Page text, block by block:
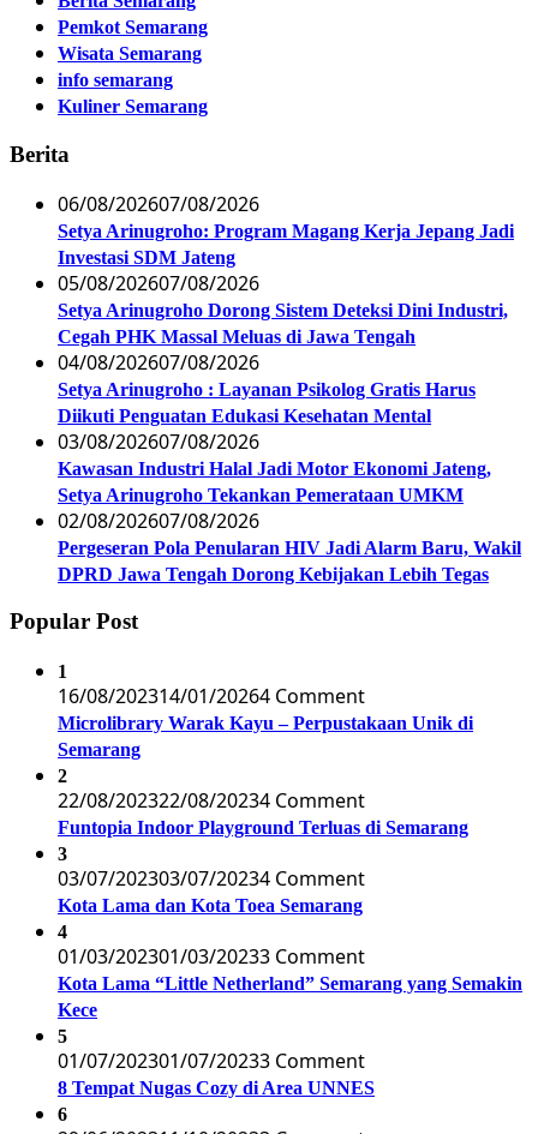
Pemkot Semarang
Wisata Semarang
info semarang
Kuliner Semarang
Berita
06/08/202607/08/2026
Setya Arinugroho: Program Magang Kerja Jepang Jadi
Investasi SDM Jateng
05/08/202607/08/2026
Setya Arinugroho Dorong Sistem Deteksi Dini Industri,
Cegah PHK Massal Meluas di Jawa Tengah
04/08/202607/08/2026
Setya Arinugroho : Layanan Psikolog Gratis Harus
Diikuti Penguatan Edukasi Kesehatan Mental
03/08/202607/08/2026
Kawasan Industri Halal Jadi Motor Ekonomi Jateng,
Setya Arinugroho Tekankan Pemerataan UMKM
02/08/202607/08/2026
Pergeseran Pola Penularan HIV Jadi Alarm Baru, Wakil
DPRD Jawa Tengah Dorong Kebijakan Lebih Tegas
Popular Post
1
16/08/202314/01/20264 Comment
Microlibrary Warak Kayu – Perpustakaan Unik di
Semarang
2
22/08/202322/08/20234 Comment
Funtopia Indoor Playground Terluas di Semarang
3
03/07/202303/07/20234 Comment
Kota Lama dan Kota Toea Semarang
4
01/03/202301/03/20233 Comment
Kota Lama “Little Netherland” Semarang yang Semakin
Kece
5
01/07/202301/07/20233 Comment
8 Tempat Nugas Cozy di Area UNNES
6